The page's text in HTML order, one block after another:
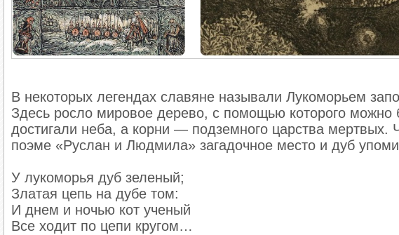
В некоторых легендах славяне называли Лукоморьем
Здесь росло мировое дерево, с помощью которого можно
достигали неба, а корни — подземного царства мертвых.
поэме «Руслан и Людмила» загадочное место и дуб
У лукоморья дуб зеленый;
Златая цепь на дубе том:
И днем и ночью кот ученый
Все ходит по цепи кругом…